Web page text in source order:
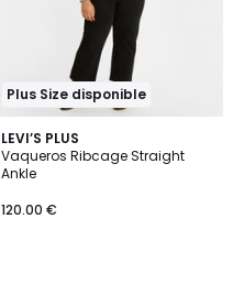
Plus Size disponible
LEVI’S PLUS
Vaqueros Ribcage Straight
Ankle
120.00 €
4,1
/ 5